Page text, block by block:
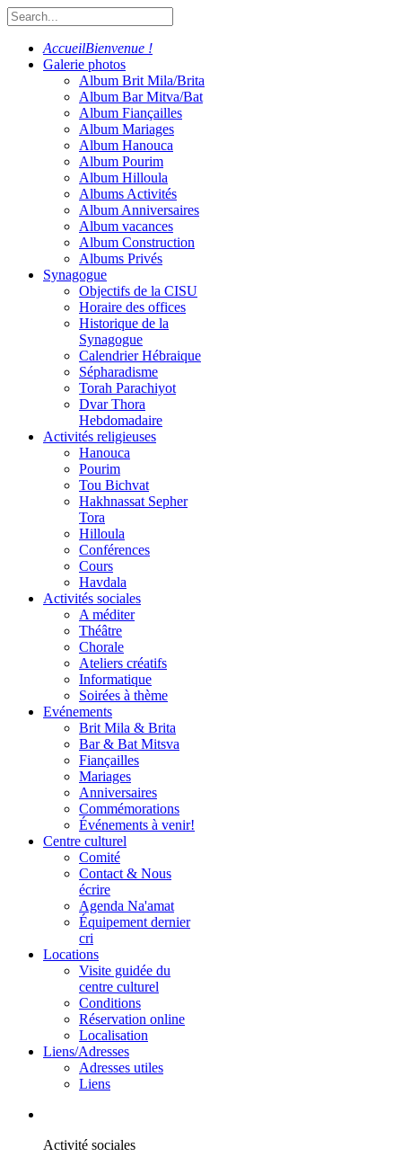
AccueilBienvenue !
Galerie photos
Album Brit Mila/Brita
Album Bar Mitva/Bat
Album Fiançailles
Album Mariages
Album Hanouca
Album Pourim
Album Hilloula
Albums Activités
Album Anniversaires
Album vacances
Album Construction
Albums Privés
Synagogue
Objectifs de la CISU
Horaire des offices
Historique de la
Synagogue
Calendrier Hébraique
Sépharadisme
Torah Parachiyot
Dvar Thora
Hebdomadaire
Activités religieuses
Hanouca
Pourim
Tou Bichvat
Hakhnassat Sepher
Tora
Hilloula
Conférences
Cours
Havdala
Activités sociales
A méditer
Théâtre
Chorale
Ateliers créatifs
Informatique
Soirées à thème
Evénements
Brit Mila & Brita
Bar & Bat Mitsva
Fiançailles
Mariages
Anniversaires
Commémorations
Événements à venir!
Centre culturel
Comité
Contact & Nous
écrire
Agenda Na'amat
Équipement dernier
cri
Locations
Visite guidée du
centre culturel
Conditions
Réservation online
Localisation
Liens/Adresses
Adresses utiles
Liens
Activité sociales